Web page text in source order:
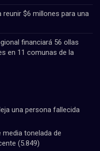
$6 millones para una
financiará 56 ollas
en 11 comunas de la
una persona fallecida
tonelada de
(5.849)